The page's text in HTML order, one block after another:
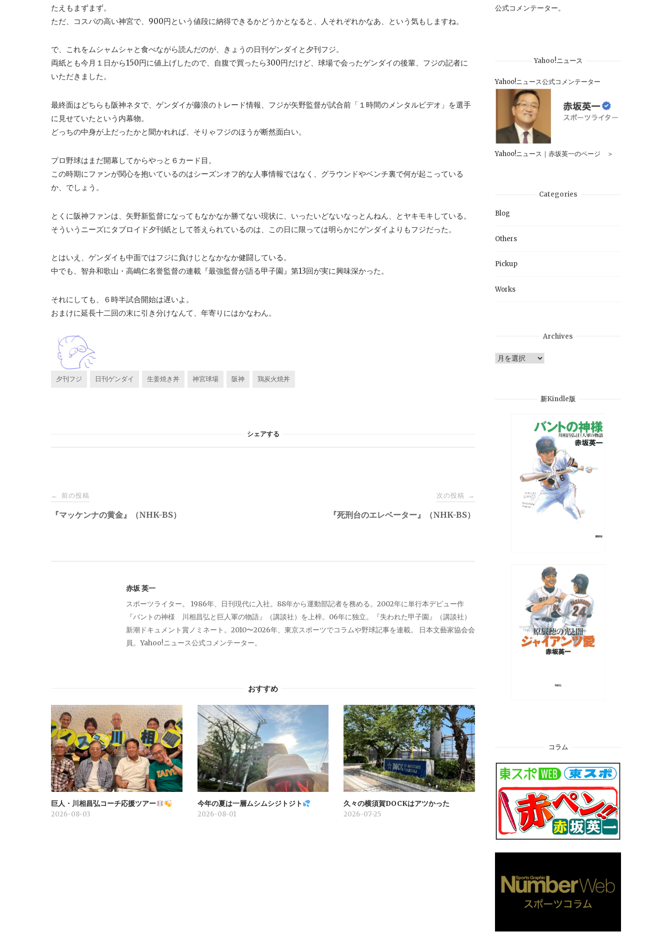
たえもまずまず。
ただ、コスパの高い神宮で、900円という値段に納得できるかどうかとなると、人それぞれかなあ、という気もしますね。
で、これをムシャムシャと食べながら読んだのが、きょうの日刊ゲンダイと夕刊フジ。
両紙とも今月１日から150円に値上げしたので、自腹で買ったら300円だけど、球場で会ったゲンダイの後輩、フジの記者に
いただきました。
最終面はどちらも阪神ネタで、ゲンダイが藤浪のトレード情報、フジが矢野監督が試合前「１時間のメンタルビデオ」を選手
に見せていたという内幕物。
どっちの中身が上だったかと聞かれれば、そりゃフジのほうが断然面白い。
プロ野球はまだ開幕してからやっと６カード目。
この時期にファンが関心を抱いているのはシーズンオフ的な人事情報ではなく、グラウンドやベンチ裏で何が起こっている
か、でしょう。
とくに阪神ファンは、矢野新監督になってもなかなか勝てない現状に、いったいどないなっとんねん、とヤキモキしている。
そういうニーズにタブロイド夕刊紙として答えられているのは、この日に限っては明らかにゲンダイよりもフジだった。
とはいえ、ゲンダイも中面ではフジに負けじとなかなか健闘している。
中でも、智弁和歌山・高嶋仁名誉監督の連載『最強監督が語る甲子園』第13回が実に興味深かった。
それにしても、６時半試合開始は遅いよ。
おまけに延長十二回の末に引き分けなんて、年寄りにはかなわん。
夕刊フジ 日刊ゲンダイ 生姜焼き丼 神宮球場 阪神 鶏炭火焼丼
シェアする
投
稿
ン
← 前の投稿
『マッケンナの黄金』（NHK-BS）
次の投稿 →
『死刑台のエレベーター』（NHK-BS）
赤坂 英一
スポーツライター。 1986年、日刊現代に入社。88年から運動部記者を務める。2002年に単行本デビュー作
『バントの神様 川相昌弘と巨人軍の物語』（講談社）を上梓。06年に独立。『失われた甲子園』（講談社）
新潮ドキュメント賞ノミネート。2010〜2026年、東京スポーツでコラムや野球記事を連載。 日本文藝家協会会
員。Yahoo!ニュース公式コメンテーター。
おすすめ
巨人・川相昌弘コーチ応援ツアー
2026-08-03
今年の夏は一層ムシムシジトジト
2026-08-01
久々の横須賀DOCKはアツかった
2026-07-25
公式コメンテーター。
Yahoo!ニュース
Yahoo!ニュース公式コメンテーター
Yahoo!ニュース｜赤坂英一のページ ＞
Categories
Blog
Others
Pickup
Works
Archives
Archives
新Kindle版
コラム